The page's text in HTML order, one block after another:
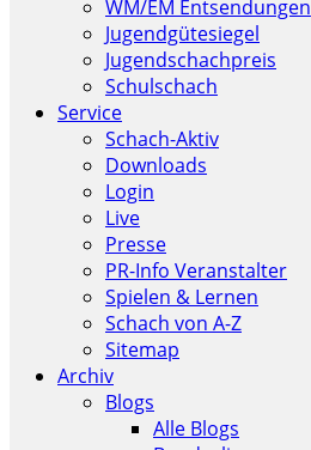
WM/EM Entsendungen
Jugendgütesiegel
Jugendschachpreis
Schulschach
Service
Schach-Aktiv
Downloads
Login
Live
Presse
PR-Info Veranstalter
Spielen & Lernen
Schach von A-Z
Sitemap
Archiv
Blogs
Alle Blogs